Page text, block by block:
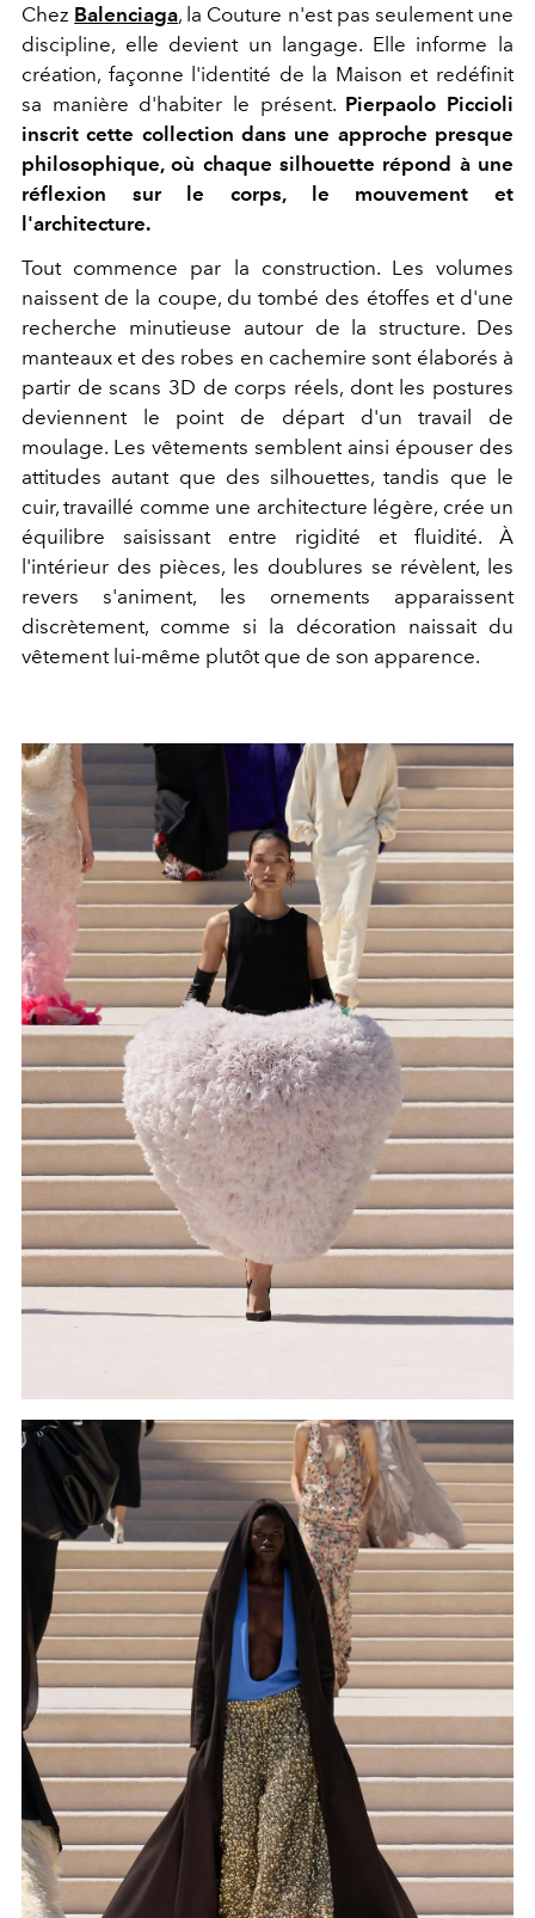
Chez Balenciaga, la Couture n'est pas seulement une
discipline, elle devient un langage. Elle informe la
création, façonne l'identité de la Maison et redéfinit
sa manière d'habiter le présent. Pierpaolo Piccioli
inscrit cette collection dans une approche presque
philosophique, où chaque silhouette répond à une
réflexion sur le corps, le mouvement et
l'architecture.
Tout commence par la construction. Les volumes
naissent de la coupe, du tombé des étoffes et d'une
recherche minutieuse autour de la structure. Des
manteaux et des robes en cachemire sont élaborés à
partir de scans 3D de corps réels, dont les postures
deviennent le point de départ d'un travail de
moulage. Les vêtements semblent ainsi épouser des
attitudes autant que des silhouettes, tandis que le
cuir, travaillé comme une architecture légère, crée un
équilibre saisissant entre rigidité et fluidité. À
l'intérieur des pièces, les doublures se révèlent, les
revers s'animent, les ornements apparaissent
discrètement, comme si la décoration naissait du
vêtement lui-même plutôt que de son apparence.